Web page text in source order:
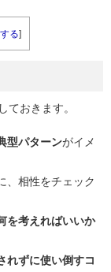
る]
ておきます。
型パターンがイメ
、相性をチェック
を考えればいいか
れずに使い倒すコ